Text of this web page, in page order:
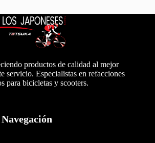
productos de calidad al mejor
servicio. Especialistas en refacciones
para bicicletas y scooters.
Navegación